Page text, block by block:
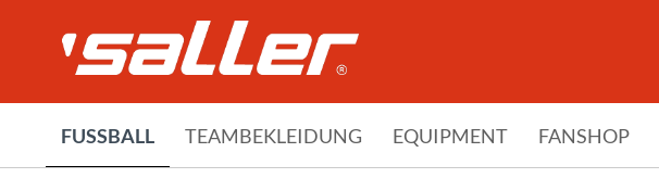
FUSSBALL TEAMBEKLEIDUNG EQUIPMENT FANSHOP